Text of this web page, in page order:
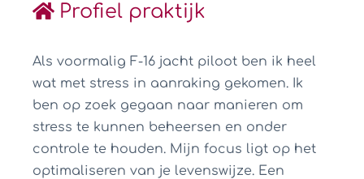
Profiel praktijk
Als voormalig F-16 jacht piloot ben ik heel
wat met stress in aanraking gekomen. Ik
ben op zoek gegaan naar manieren om
stress te kunnen beheersen en onder
controle te houden. Mijn focus ligt op het
optimaliseren van je levenswijze. Een